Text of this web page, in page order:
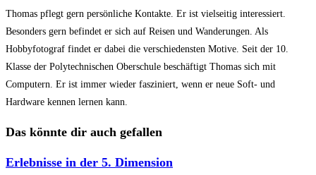
Thomas pflegt gern persönliche Kontakte. Er ist vielseitig interessiert.
Besonders gern befindet er sich auf Reisen und Wanderungen. Als
Hobbyfotograf findet er dabei die verschiedensten Motive. Seit der 10.
Klasse der Polytechnischen Oberschule beschäftigt Thomas sich mit
Computern. Er ist immer wieder fasziniert, wenn er neue Soft- und
Hardware kennen lernen kann.
Das könnte dir auch gefallen
Erlebnisse in der 5. Dimension